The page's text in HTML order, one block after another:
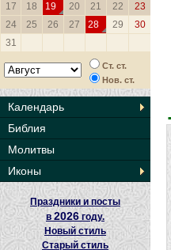
17
18 19 20 21 22
23
24
25 26 27 28 29
30
31
Ст. ст.
Нов. ст.
Календарь
Библия
Молитвы
Иконы
Праздники и посты
в 2026 году.
Новый стиль
Старый стиль